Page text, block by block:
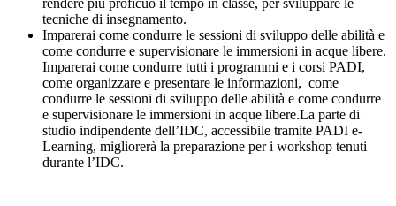
rendere più proficuo il tempo in classe, per sviluppare le
tecniche di insegnamento.
Imparerai come condurre le sessioni di sviluppo delle abilità e
come condurre e supervisionare le immersioni in acque libere.
Imparerai come condurre tutti i programmi e i corsi PADI,
come organizzare e presentare le informazioni, come
condurre le sessioni di sviluppo delle abilità e come condurre
e supervisionare le immersioni in acque libere.La parte di
studio indipendente dell’IDC, accessibile tramite PADI e-
Learning, migliorerà la preparazione per i workshop tenuti
durante l’IDC.